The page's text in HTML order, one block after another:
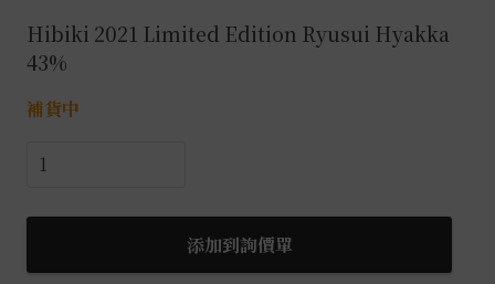
Hibiki 2021 Limited Edition Ryusui Hyakka
43%
補貨中
響
百
流
添加到詢價單